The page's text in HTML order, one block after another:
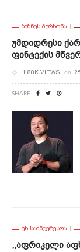
ᲑᲘᲖᲜᲔᲡ ᲞᲔᲠᲡᲝᲜᲐ
Უმდიდრესი
Ფინტექის
1.88K VIEWS on
SHARE
ᲔᲡ ᲡᲐᲘᲜᲢᲔᲠᲔᲡᲝᲐ
,,აფრიკელი